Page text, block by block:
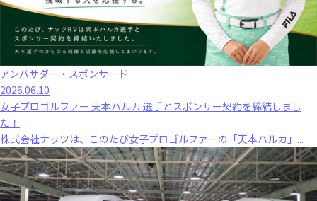
アンバサダー・スポンサード
2026.06.10
女子プロゴルファー 天本ハルカ 選手とスポンサー契約を締結しまし
た！
株式会社ナッツは、このたび女子プロゴルファーの「天本ハルカ」...